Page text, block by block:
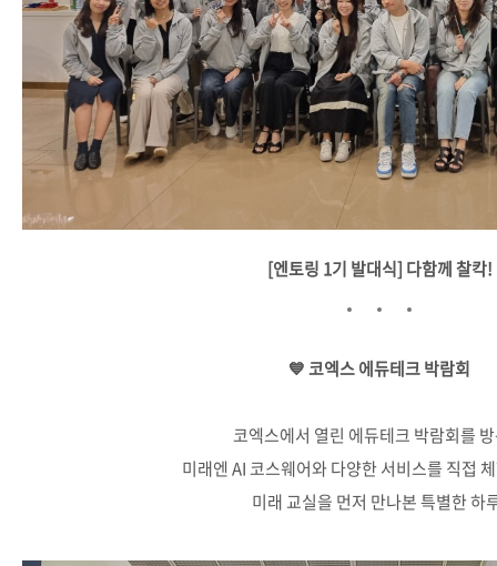
[엔토링 1기 발대식] 다함께 찰칵!
💙 코엑스 에듀테크 박람회
코엑스에서 열린 에듀테크 박람회를
미래엔 AI 코스웨어와 다양한 서비스를 직접
미래 교실을 먼저 만나본 특별한 하